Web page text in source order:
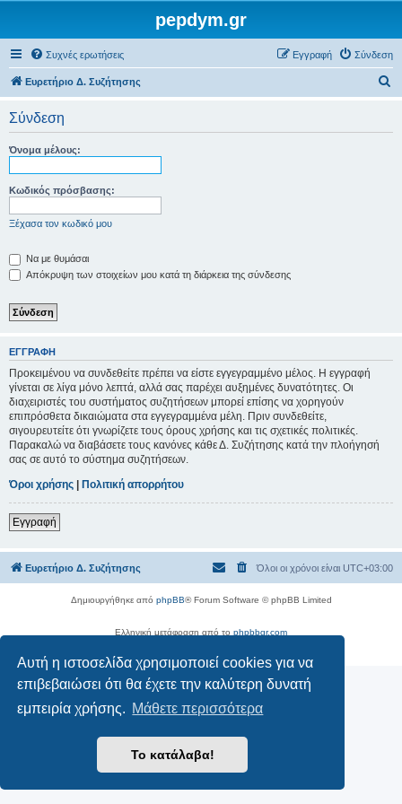
Αυτή η ιστοσελίδα χρησιμοποιεί cookies για να
επιβεβαιώσει ότι θα έχετε την καλύτερη δυνατή
εμπειρία χρήσης. Μάθετε περισσότερα
Το κατάλαβα!
pepdym.gr
Συχνές ερωτήσεις Σύνδεση
Εγγραφή
Ευρετήριο Δ. Συζήτησης
Σύνδεση
Όνομα μέλους:
Κωδικός πρόσβασης:
Ξέχασα τον κωδικό μου
Να με θυμάσαι
Απόκρυψη των στοιχείων μου κατά τη διάρκεια της σύνδεσης
ΕΓΓΡΑΦΉ
Προκειμένου να συνδεθείτε πρέπει να είστε εγγεγραμμένο μέλος. Η εγγραφή
γίνεται σε λίγα μόνο λεπτά, αλλά σας παρέχει αυξημένες δυνατότητες. Οι
διαχειριστές του συστήματος συζητήσεων μπορεί επίσης να χορηγούν
επιπρόσθετα δικαιώματα στα εγγεγραμμένα μέλη. Πριν συνδεθείτε,
σιγουρευτείτε ότι γνωρίζετε τους όρους χρήσης και τις σχετικές πολιτικές.
Παρακαλώ να διαβάσετε τους κανόνες κάθε Δ. Συζήτησης κατά την πλοήγησή
σας σε αυτό το σύστημα συζητήσεων.
Όροι χρήσης | Πολιτική απορρήτου
Εγγραφή
Ευρετήριο Δ. Συζήτησης Όλοι οι χρόνοι είναι UTC+03:00
Δημιουργήθηκε από phpBB® Forum Software © phpBB Limited
Ελληνική μετάφραση από το phpbbgr.com